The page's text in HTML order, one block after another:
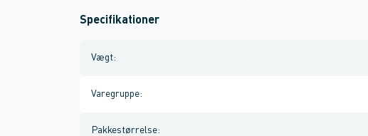
Specifikationer
Vægt:
Varegruppe:
Pakkestørrelse: